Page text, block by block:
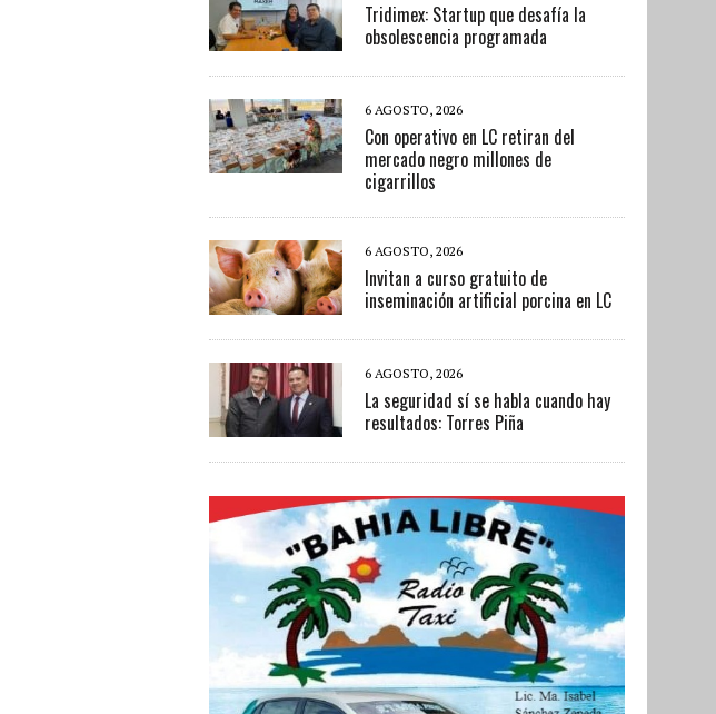
Tridimex: Startup que desafía la
obsolescencia programada
6 AGOSTO, 2026
Con operativo en LC retiran del
mercado negro millones de
cigarrillos
6 AGOSTO, 2026
Invitan a curso gratuito de
inseminación artificial porcina en LC
6 AGOSTO, 2026
La seguridad sí se habla cuando hay
resultados: Torres Piña